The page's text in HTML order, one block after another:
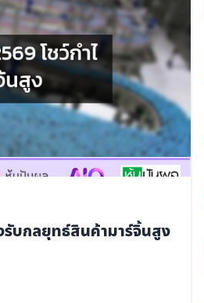
รับกลยุทธ์สินค้ามาร์จิ้นสูง